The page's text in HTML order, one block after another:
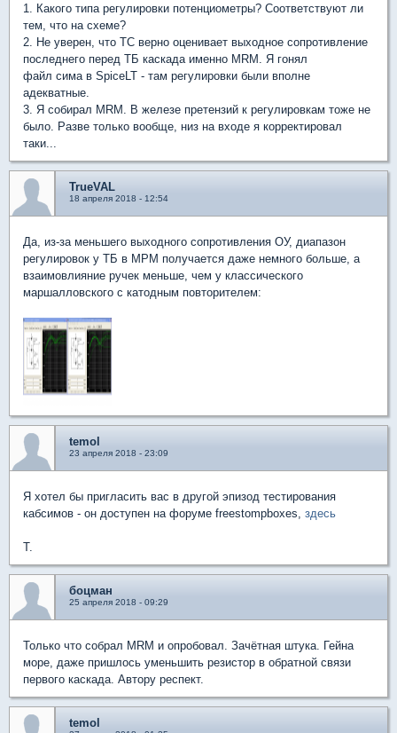
1. Какого типа регулировки потенциометры? Соответствуют ли
тем, что на схеме?
2. Не уверен, что ТС верно оценивает выходное сопротивление
последнего перед ТБ каскада именно MRM. Я гонял
файл сима в SpiceLT - там регулировки были вполне
адекватные.
3. Я собирал MRM. В железе претензий к регулировкам тоже не
было. Разве только вообще, низ на входе я корректировал
таки...
TrueVAL
18 апреля 2018 - 12:54
Да, из-за меньшего выходного сопротивления ОУ, диапазон
регулировок у ТБ в МРМ получается даже немного больше, а
взаимовлияние ручек меньше, чем у классического
маршалловского с катодным повторителем:
temol
23 апреля 2018 - 23:09
Я хотел бы пригласить вас в другой эпизод тестирования
кабсимов - он доступен на форуме freestompboxes, здесь
T.
боцман
25 апреля 2018 - 09:29
Только что собрал MRM и опробовал. Зачётная штука. Гейна
море, даже пришлось уменьшить резистор в обратной связи
первого каскада. Автору респект.
temol